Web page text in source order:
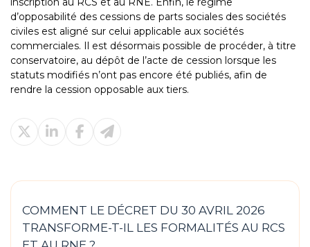
d’opposabilité des cessions de parts sociales des sociétés
civiles est aligné sur celui applicable aux sociétés
commerciales. Il est désormais possible de procéder, à titre
conservatoire, au dépôt de l’acte de cession lorsque les
statuts modifiés n’ont pas encore été publiés, afin de
rendre la cession opposable aux tiers.
COMMENT LE DÉCRET DU 30 AVRIL 2026
TRANSFORME-T-IL LES FORMALITÉS AU RCS